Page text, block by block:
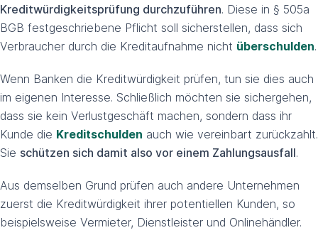
Kreditwürdigkeitsprüfung durchzuführen. Diese in § 505a
BGB festgeschriebene Pflicht soll sicherstellen, dass sich
Verbraucher durch die Kreditaufnahme nicht überschulden.
Wenn Banken die Kreditwürdigkeit prüfen, tun sie dies auch
im eigenen Interesse. Schließlich möchten sie sichergehen,
dass sie kein Verlustgeschäft machen, sondern dass ihr
Kunde die Kreditschulden auch wie vereinbart zurückzahlt.
Sie schützen sich damit also vor einem Zahlungsausfall.
Aus demselben Grund prüfen auch andere Unternehmen
zuerst die Kreditwürdigkeit ihrer potentiellen Kunden, so
beispielsweise Vermieter, Dienstleister und Onlinehändler.